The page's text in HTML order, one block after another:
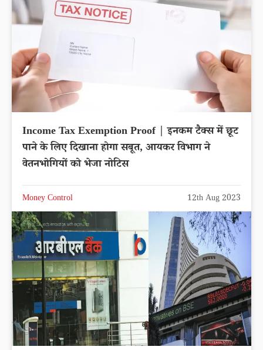
Income Tax Exemption Proof | इनकम टैक्स में छूट
पाने के लिए दिखाना होगा सबूत, आयकर विभाग ने
वेतनभोगियों को भेजा नोटिस
Money Control 12th Aug 2023